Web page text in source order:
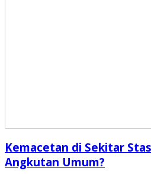
Kemacetan di Sekitar
Angkutan Umum?